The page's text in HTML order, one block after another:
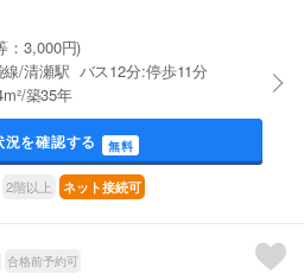
：3,000円)
/清瀬駅 バス12分:停歩11分
築35年
況を確認する 無料
2階以上 ネット接続可
合格前予約可